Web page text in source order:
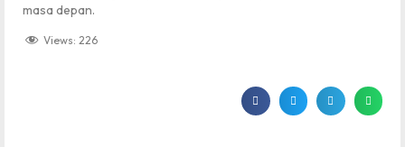
masa depan.
Views: 226